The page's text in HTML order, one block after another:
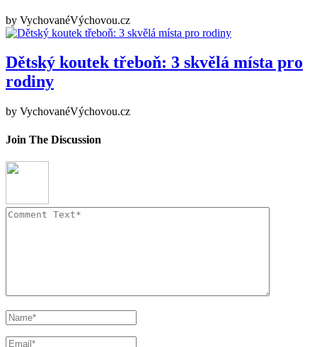
by VychovanéVýchovou.cz
Dětský koutek třeboň: 3 skvělá místa pro
rodiny
by VychovanéVýchovou.cz
Join The Discussion